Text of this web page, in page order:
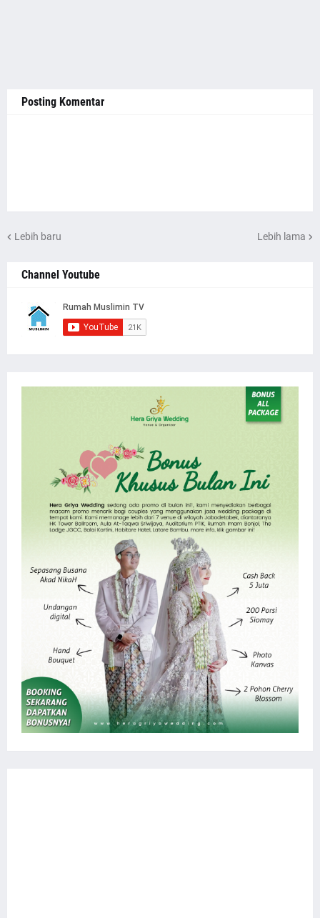
Posting Komentar
Lebih baru Lebih lama
Channel Youtube